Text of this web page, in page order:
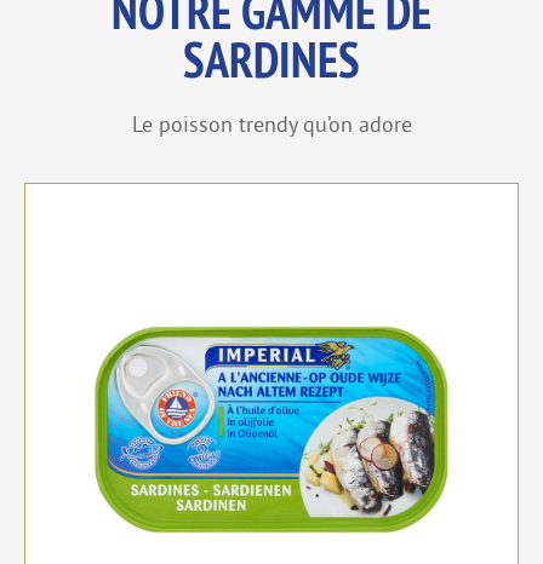
SARDINES
Le poisson trendy qu’on adore